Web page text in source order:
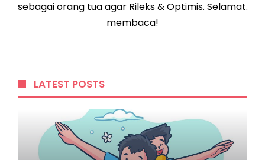
sebagai orang tua agar Rileks & Optimis. Selamat.
membaca!
LATEST POSTS